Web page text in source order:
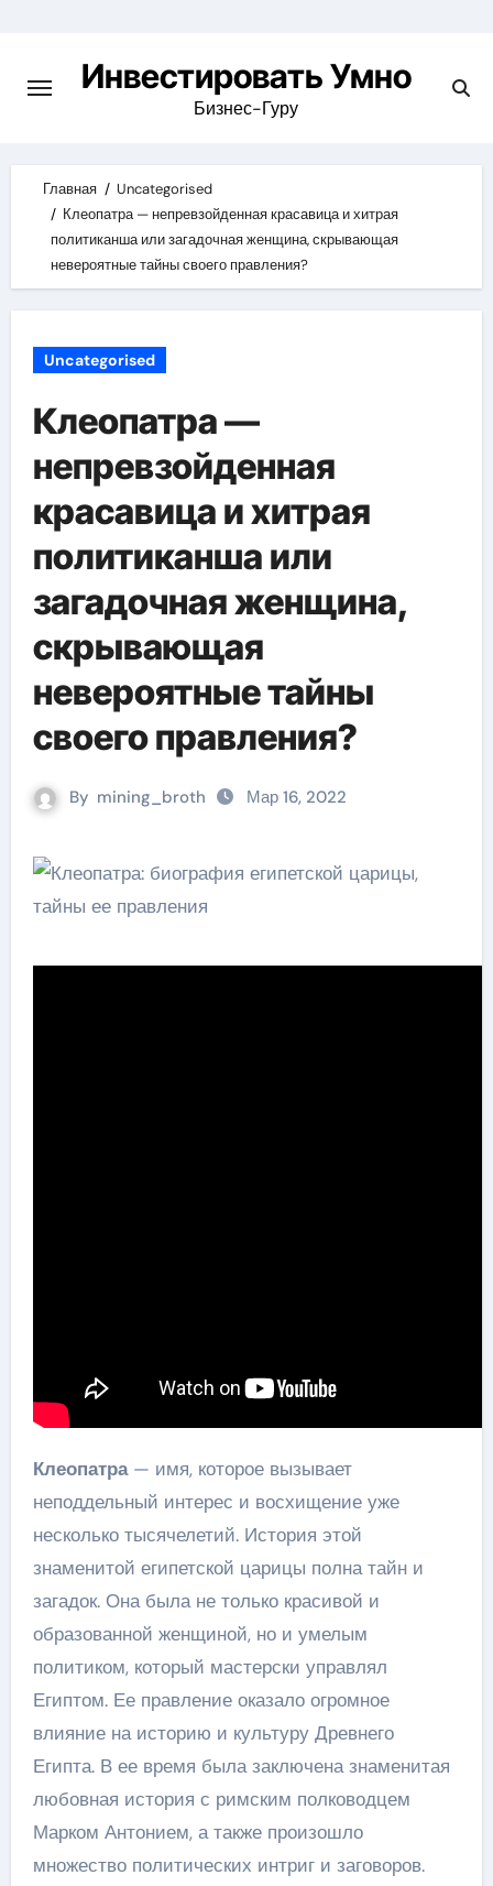
content
Инвестировать Умно
Бизнес-Гуру
Главная
Uncategorised
Клеопатра — непревзойденная красавица и хитрая
политиканша или загадочная женщина, скрывающая
невероятные тайны своего правления?
Uncategorised
Клеопатра —
непревзойденная
красавица и хитрая
политиканша или
загадочная женщина,
скрывающая
невероятные тайны
своего правления?
By mining_broth Мар 16, 2022
Клеопатра— имя, которое вызывает
неподдельный интерес и восхищение уже
несколько тысячелетий. История этой
знаменитой египетской царицы полна тайн и
загадок. Она была не только красивой и
образованной женщиной, но и умелым
политиком, который мастерски управлял
Египтом. Ее правление оказало огромное
влияние на историю и культуру Древнего
Египта. В ее время была заключена знаменитая
любовная история с римским полководцем
Марком Антонием, а также произошло
множество политических интриг и заговоров.